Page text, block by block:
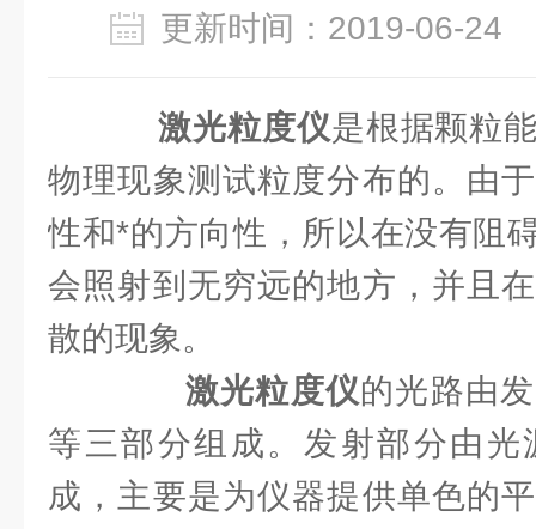
更新时间：2019-06-
激光粒度仪是根据颗粒
物理现象测试粒度分布的。由
性和*的方向性，所以在没有阻
会照射到无穷远的地方，并且
散的现象。
激光粒度仪的光路由
等三部分组成。发射部分由
成，主要是为仪器提供单色的